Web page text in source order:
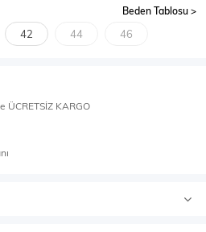
Beden Tablosu
42 44 46
ÜCRETSİZ KARGO